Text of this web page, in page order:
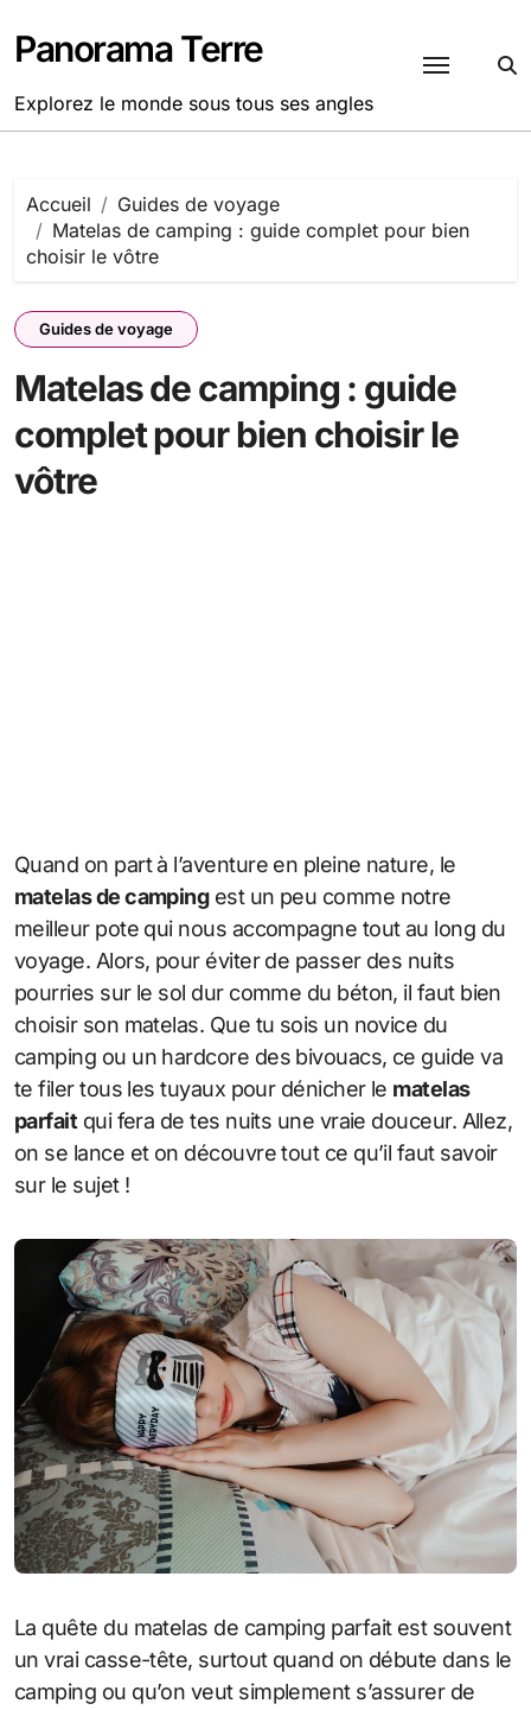
au
contenu
Panorama Terre
Explorez le monde sous tous ses angles
Accueil
Guides de voyage
Matelas de camping : guide complet pour bien
choisir le vôtre
Guides de voyage
Matelas de camping : guide
complet pour bien choisir le
vôtre
Quand on part à l’aventure en pleine nature, le
matelas de campingest un peu comme notre
meilleur pote qui nous accompagne tout au long du
voyage. Alors, pour éviter de passer des nuits
pourries sur le sol dur comme du béton, il faut bien
choisir son matelas. Que tu sois un novice du
camping ou un hardcore des bivouacs, ce guide va
te filer tous les tuyaux pour dénicher le matelas
parfait qui fera de tes nuits une vraie douceur. Allez,
on se lance et on découvre tout ce qu’il faut savoir
sur le sujet !
La quête du matelas de camping parfait est souvent
un vrai casse-tête, surtout quand on débute dans le
camping ou qu’on veut simplement s’assurer de